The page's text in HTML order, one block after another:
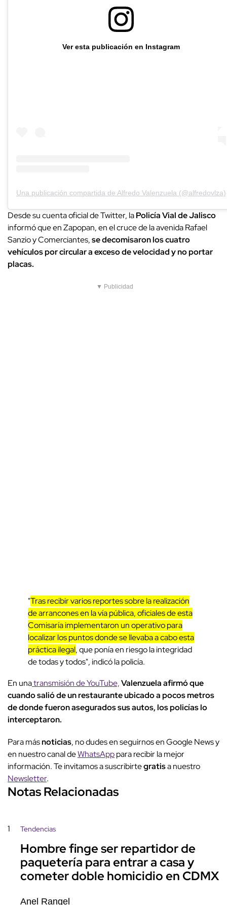
Ver esta publicación en Instagram
Una publicación compartida de Alfredo Valenzuela (@alfredovlza)
Desde su cuenta oficial de Twitter, laPolicía Vial de Jalisco
informó que en Zapopan, en el cruce de la avenida Rafael
Sanzio y Comerciantes,se decomisaron los cuatro
vehículos por circular a exceso de velocidad y no portar
placas.
▼ Publicidad
"Tras recibir varios reportes sobre la realización
de arrancones en la vía pública, oficiales de esta
Comisaría implementaron un operativo para
localizar los puntos donde se llevaba a cabo esta
práctica ilegal, que ponía en riesgo la integridad
de todas y todos", indicó la policía.
En unatransmisión de YouTube,Valenzuela afirmó que
cuando salió de un restaurante ubicado a pocos metros
de donde fueron asegurados sus autos, los policías lo
interceptaron.
Para másnoticias, no dudes en seguirnos en Google News y
en nuestro canal deWhatsApppara recibir la mejor
información. Te invitamos a suscribirtegratisa nuestro
Newsletter.
Notas Relacionadas
1 Tendencias
Hombre finge ser repartidor de
paquetería para entrar a casa y
cometer doble homicidio en CDMX
Anel Rangel